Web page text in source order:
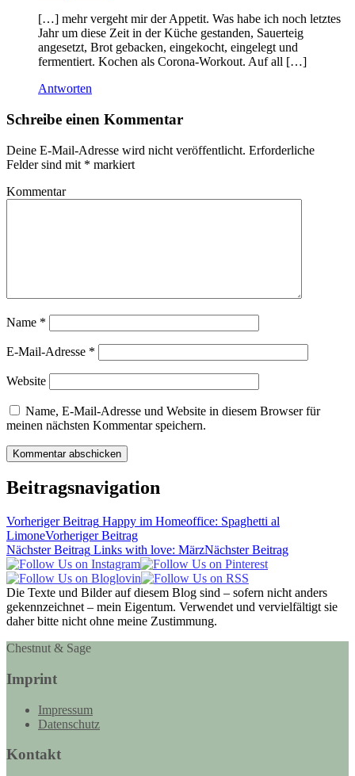
[…] mehr vergeht mir der Appetit. Was habe ich noch letztes
Jahr um diese Zeit in der Küche gestanden, Sauerteig
angesetzt, Brot gebacken, eingekocht, eingelegt und
fermentiert. Kochen als Corona-Workout. Auf all […]
Antworten
Schreibe einen Kommentar
Deine E-Mail-Adresse wird nicht veröffentlicht. Erforderliche
Felder sind mit * markiert
Kommentar
Name *
E-Mail-Adresse *
Website
Name, E-Mail-Adresse und Website in diesem Browser für
meinen nächsten Kommentar speichern.
Beitragsnavigation
Vorheriger Beitrag Happy im Homeoffice: Spaghetti al
LimoneVorheriger Beitrag
Nächster Beitrag Links with love: MärzNächster Beitrag
Die Texte und Bilder auf diesem Blog sind – sofern nicht anders
gekennzeichnet – mein Eigentum. Verwendet und vervielfältigt sie
daher bitte nicht ohne meine Zustimmung.
Chestnut & Sage
Imprint
Impressum
Datenschutz
Kontakt